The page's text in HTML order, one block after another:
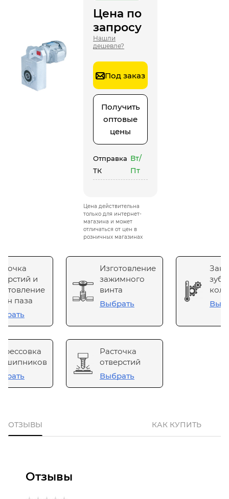
Цена по
запросу
Нашли
дешевле?
Под заказ
Получить
оптовые
цены
Отправка
ТК
Вт/
Пт
Цена действительна
только для интернет-
магазина и может
отличаться от цен в
розничных магазинах
и
паза
Изготовление
зажимного
винта
Выбрать
Расточка
отверстий
Выбрать
ОТЗЫВЫ КАК КУПИТЬ
Отзывы